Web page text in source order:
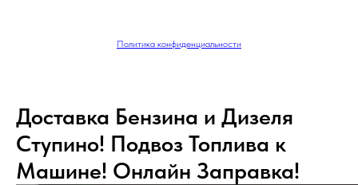
Политика конфиденциальности
Доставка Бензина и Дизеля
Ступино! Подвоз Топлива к
Машине! Онлайн Заправка!